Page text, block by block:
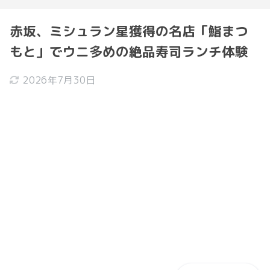
赤坂、ミシュラン星獲得の名店「鮨まつ
もと」でウニ多めの絶品寿司ランチ体験
2026年7月30日